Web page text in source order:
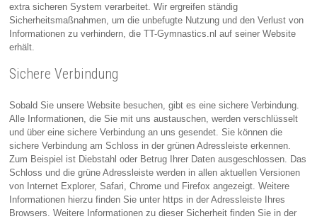
extra sicheren System verarbeitet. Wir ergreifen ständig
Sicherheitsmaßnahmen, um die unbefugte Nutzung und den Verlust von
Informationen zu verhindern, die TT-Gymnastics.nl auf seiner Website
erhält.
Sichere Verbindung
Sobald Sie unsere Website besuchen, gibt es eine sichere Verbindung.
Alle Informationen, die Sie mit uns austauschen, werden verschlüsselt
und über eine sichere Verbindung an uns gesendet. Sie können die
sichere Verbindung am Schloss in der grünen Adressleiste erkennen.
Zum Beispiel ist Diebstahl oder Betrug Ihrer Daten ausgeschlossen. Das
Schloss und die grüne Adressleiste werden in allen aktuellen Versionen
von Internet Explorer, Safari, Chrome und Firefox angezeigt. Weitere
Informationen hierzu finden Sie unter https in der Adressleiste Ihres
Browsers. Weitere Informationen zu dieser Sicherheit finden Sie in der